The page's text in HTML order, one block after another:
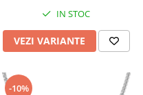
IN STOC
VEZI VARIANTE
-10%